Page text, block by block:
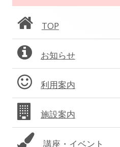
ー
ジ
送
り
ン
サ
イ
ド
バ
ー
TOP
お知らせ
利用案内
施設案内
講座・イベント